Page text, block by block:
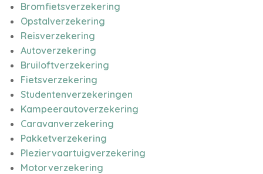
Bromfietsverzekering
Opstalverzekering
Reisverzekering
Autoverzekering
Bruiloftverzekering
Fietsverzekering
Studentenverzekeringen
Kampeerautoverzekering
Caravanverzekering
Pakketverzekering
Pleziervaartuigverzekering
Motorverzekering